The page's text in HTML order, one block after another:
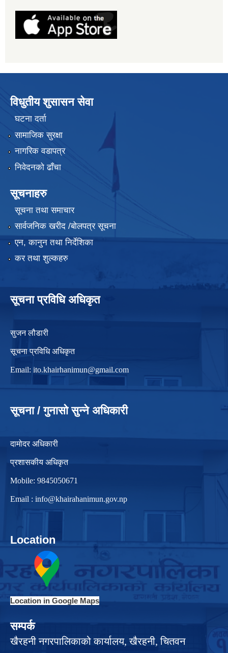
विधुतीय शुसासन सेवा
घटना दर्ता
सामाजिक सुरक्षा
नागरिक वडापत्र
निवेदनको ढाँचा
सूचनाहरु
सूचना तथा समाचार
सार्वजनिक खरीद /बोलपत्र सूचना
एन, कानुन तथा निर्देशिका
कर तथा शुल्कहरु
सूचना प्रविधि अधिकृत
सुजन लौडारी
सूचना प्रविधि अधिकृत
Email: ito.khairhanimun@gmail.com
सूचना / गुनासो सुन्ने अधिकारी
दामोदर अधिकारी
प्रशासकीय अधिकृत
Mobile: 9845050671
Email : info@khairahanimun.gov.np
Location
Location in Google Maps
सम्पर्क
खैरहनी नगरपालिकाको कार्यालय, खैरहनी, चितवन